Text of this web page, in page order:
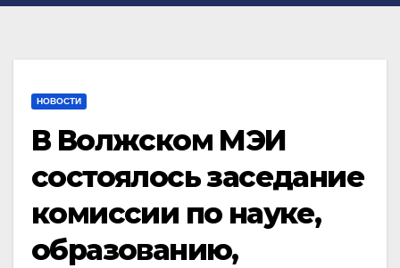
НОВОСТИ
В Волжском МЭИ
состоялось заседание
комиссии по науке,
образованию,